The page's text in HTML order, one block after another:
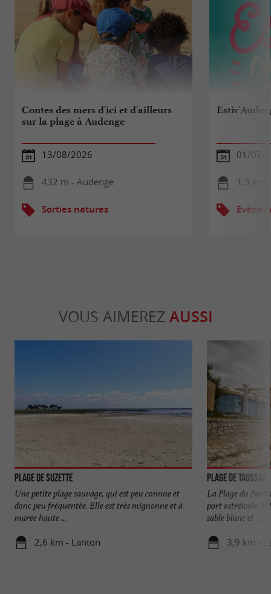
Contes des mers d'ici et d'ailleurs
sur la plage à Audenge
13/08/2026
432 m - Audenge
Sorties natures
01/07/
1,3 km
VOUS AIMEREZ AUSSI
Plage de Suzette
Une petite plage sauvage, qui est peu connue et
donc peu fréquentée. Elle est très mignonne et à
marée haute ...
2,6 km - Lanton
Plage de Taussat
La Plage du Port
port ostréicole.
sable blanc et ...
3,9 km -